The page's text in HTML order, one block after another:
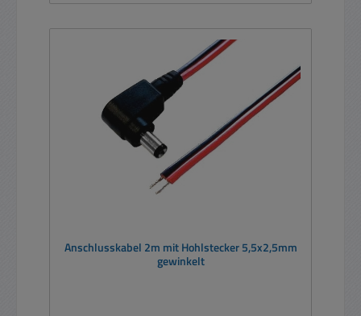
Anschlusskabel 2m mit Hohlstecker 5,5x2,5mm
gewinkelt